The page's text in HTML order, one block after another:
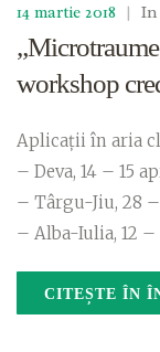
14 martie 2018 | In
workshop
Aplicaţii în aria
– Deva, 14 – 15
– Târgu-Jiu, 28
– Alba-Iulia, 12 –
CITEȘTE ÎN